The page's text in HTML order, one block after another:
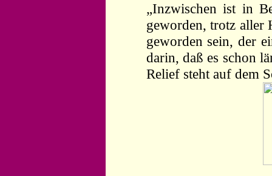
„Inzwischen ist in
geworden, trotz aller
geworden sein, der
darin, daß es schon
Relief steht auf dem